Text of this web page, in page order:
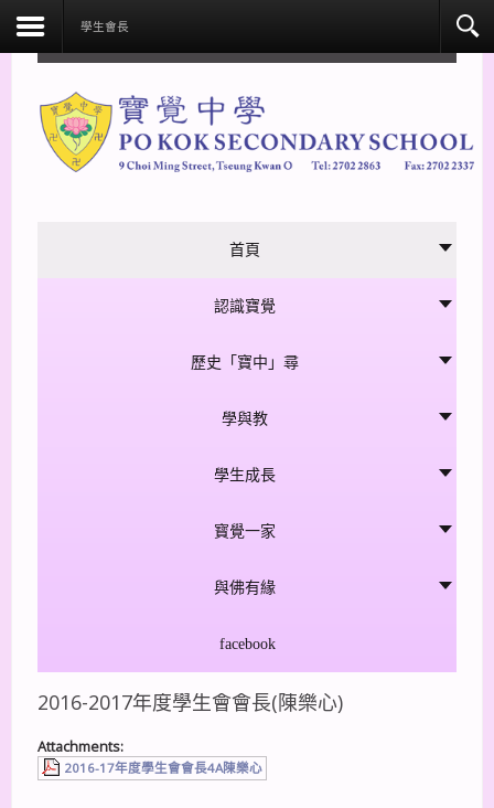
學生會長
首頁
認識寶覺
歷史「寶中」尋
學與教
學生成長
寳覺一家
與佛有緣
facebook
2016-2017年度學生會會長(陳樂心)
Attachments:
2016-17年度學生會會長4A陳樂心